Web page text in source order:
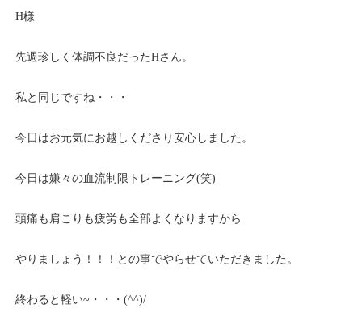
H様
先週珍しく体調不良だったHさん。
私と同じですね・・・
今日はお元気にお越しくださり安心しました。
今日は嫌々の血流制限トレーニング(笑)
頭痛も肩こりも疲労も全部よくなりますから
やりましょう！！！との事でやらせていただきました。
終わると軽い~・・・(^^)/